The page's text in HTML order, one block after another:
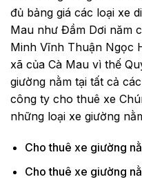
đủ bảng giá các loại xe
Mau như Đầm Dơi năm
Minh Vĩnh Thuận Ngọc
xã của Cà Mau vì thế
giường nằm tại tất cả
công ty cho thuê xe
những loại xe giường
Cho thuê xe giường
Cho thuê xe giường